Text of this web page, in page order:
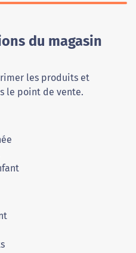
du magasin
les produits et
le point de vente.